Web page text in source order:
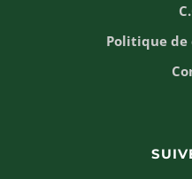
Politique